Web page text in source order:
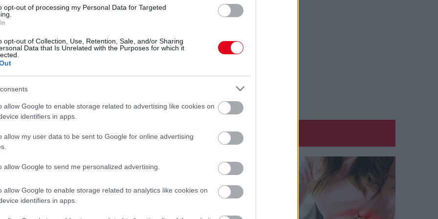
opt-out of processing my Personal Data for Targeted
opt-out of Collection, Use, Retention, Sale, and/or Sharing
Data that Is Unrelated with the Purposes for which it
allow Google to enable storage related to advertising like cookies on
identifiers in apps.
allow my user data to be sent to Google for online advertising
allow Google to send me personalized advertising.
allow Google to enable storage related to analytics like cookies on
identifiers in apps.
kereste meg az Európa-Liga csoportkörébe
20 millióval beérné azért, hogy a klub játékosa
elfogadja az ajánlatot.
BALÁZS